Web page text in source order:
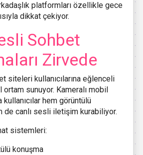
platformları özellikle gece
dikkat çekiyor.
Sohbet
Zirvede
siteleri kullanıcılarına eğlenceli
sunuyor. Kameralı mobil
kullanıcılar hem görüntülü
de canlı sesli iletişim kurabiliyor.
sistemleri:
konuşma